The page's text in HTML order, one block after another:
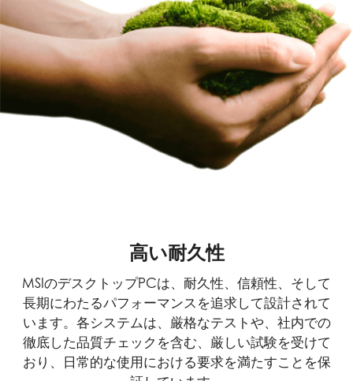
高い耐久性
MSIのデスクトップPCは、耐久性、信頼性、そして
長期にわたるパフォーマンスを追求して設計されて
います。各システムは、厳格なテストや、社内での
徹底した品質チェックを含む、厳しい試験を受けて
おり、日常的な使用における要求を満たすことを保